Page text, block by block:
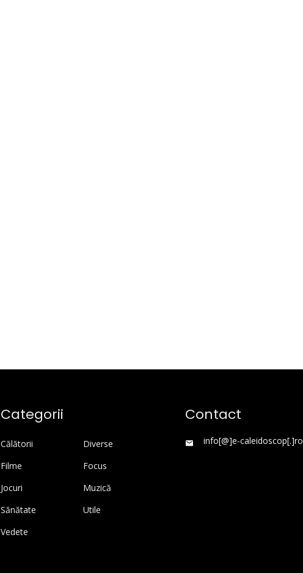
Categorii
Călătorii
Diverse
Filme
Focus
Jocuri
Muzică
Sănătate
Utile
Vedete
Contact
info[@]e-caleidoscop[.]ro